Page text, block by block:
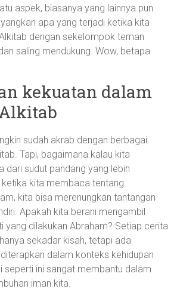
aspek, biasanya yang lainnya pun
apa yang terjadi ketika kita
dengan sekelompok teman
saling mendukung. Wow, betapa
kekuatan dalam
sudah akrab dengan berbagai
Tapi, bagaimana kalau kita
dari sudut pandang yang lebih
ketika kita membaca tentang
kita bisa merenungkan tantangan
Apakah kita berani mengambil
yang dilakukan Abraham? Setiap cerita
sekadar kisah, tetapi ada
dalam konteks kehidupan
seperti ini sangat membantu dalam
iman kita.